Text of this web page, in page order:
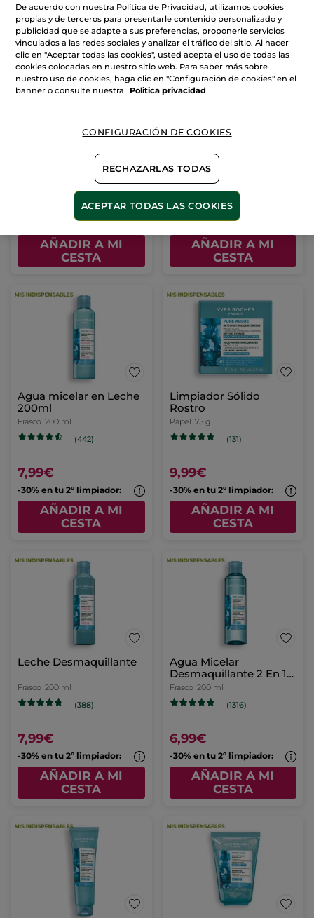
Gel Limpiador Ultra-
-30% en tu 2º limpiador:
AÑADIR A MI
CESTA
Agua Micelar
400ml
Frasco 400 ml
11,99€
-30% en tu 2º limpiador:
AÑADIR A MI
CESTA
Agua micelar en Leche
200ml
Frasco 200 ml
(442)
7,99€
-30% en tu 2º limpiador:
AÑADIR A MI
CESTA
Limpiador Sólido
Rostro
Papel 75 g
(131)
9,99€
-30% en tu 2º limpiador:
AÑADIR A MI
CESTA
Leche Desmaquillante
Frasco 200 ml
(388)
7,99€
-30% en tu 2º limpiador:
AÑADIR A MI
CESTA
Agua Micelar
Desmaquillante 2 En 1
200ml
Frasco 200 ml
(1316)
6,99€
-30% en tu 2º limpiador:
AÑADIR A MI
CESTA
De acuerdo con nuestra Política de Privacidad, utilizamos cookies
propias y de terceros para presentarle contenido personalizado y
publicidad que se adapte a sus preferencias, proponerle servicios
vinculados a las redes sociales y analizar el tráfico del sitio. Al hacer
clic en "Aceptar todas las cookies", usted acepta el uso de todas las
cookies colocadas en nuestro sitio web. Para saber más sobre
nuestro uso de cookies, haga clic en "Configuración de cookies" en el
banner o consulte nuestra
Politica privacidad
CONFIGURACIÓN DE COOKIES
RECHAZARLAS TODAS
ACEPTAR TODAS LAS COOKIES